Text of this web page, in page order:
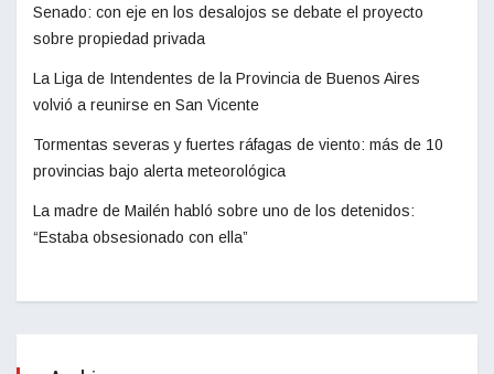
Senado: con eje en los desalojos se debate el proyecto
sobre propiedad privada
La Liga de Intendentes de la Provincia de Buenos Aires
volvió a reunirse en San Vicente
Tormentas severas y fuertes ráfagas de viento: más de 10
provincias bajo alerta meteorológica
La madre de Mailén habló sobre uno de los detenidos:
“Estaba obsesionado con ella”